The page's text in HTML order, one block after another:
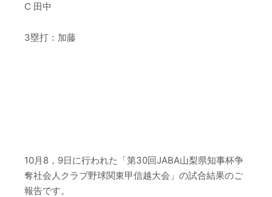
C 田中
3塁打：加藤
10月8，9日に行われた「第30回JABA山梨県知事杯争
奪社会人クラブ野球関東甲信越大会 」の試合結果のご
報告です。